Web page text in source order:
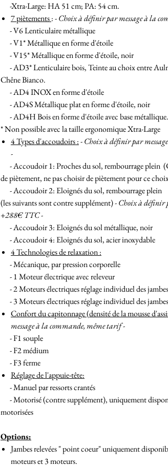
-Xtra-Large: HA 51 cm; PA: 54 cm.
7 piètements: -Choix à définir par message à la
- V6 Lenticulaire métallique
- V1* Métallique en forme d'étoile
- V15* Métallique en forme d'étoile, noir
- AD3* Lenticulaire bois, Teinte au choix entre
Chêne Bianco.
- AD4 INOX en forme d'étoile
- AD4S Métallique plat en forme d'étoile, noir
- AD4H Bois en forme d'étoile avec base métallique.
* Non possible avec la taille ergonomique Xtra-Large
4 Types d'accoudoirs :-Choix à définir par
-
- Accoudoir 1: Proches du sol, rembourrage plein
de piètement, ne pas choisir de piètement pour ce
- Accoudoir 2: Eloignés du sol, rembourrage plein
(les suivants sont contre supplément)- Choix à définir
+288€ TTC -
- Accoudoir 3: Eloignés du sol métallique, noir
- Accoudoir 4: Eloignés du sol, acier inoxydable
4 Technologies de relaxation :
- Mécanique, par pression corporelle
- 1 Moteur électrique avec releveur
- 2 Moteurs électriques réglage individuel des
- 3 Moteurs électriques réglage individuel des
Confort du capitonnage (densité de la mousse
message à la commande, même tarif -
- F1 souple
- F2 médium
- F3 ferme
Réglage de l'appuie-tête:
- Manuel par ressorts crantés
- Motorisé (contre supplément), uniquement
motorisées
Options:
Jambes relevées " point coeur" uniquement
moteurs et 3 moteurs.